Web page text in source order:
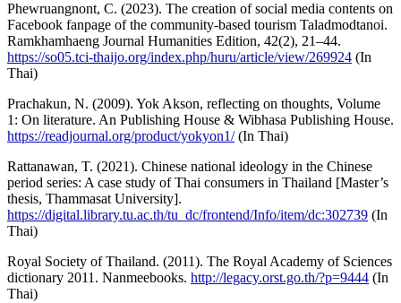
Phewruangnont, C. (2023). The creation of social media contents on
Facebook fanpage of the community-based tourism Taladmodtanoi.
Ramkhamhaeng Journal Humanities Edition, 42(2), 21–44.
https://so05.tci-thaijo.org/index.php/huru/article/view/269924 (In
Thai)
Prachakun, N. (2009). Yok Akson, reflecting on thoughts, Volume
1: On literature. An Publishing House & Wibhasa Publishing House.
https://readjournal.org/product/yokyon1/(In Thai)
Rattanawan, T. (2021). Chinese national ideology in the Chinese
period series: A case study of Thai consumers in Thailand [Master’s
thesis, Thammasat University].
https://digital.library.tu.ac.th/tu_dc/frontend/Info/item/dc:302739 (In
Thai)
Royal Society of Thailand. (2011). The Royal Academy of Sciences
dictionary 2011. Nanmeebooks. http://legacy.orst.go.th/?p=9444 (In
Thai)